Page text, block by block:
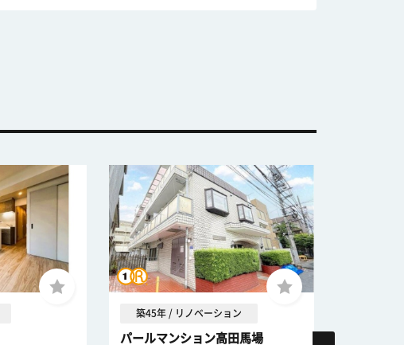
築45年 / リノベーション
パールマンション高田馬場